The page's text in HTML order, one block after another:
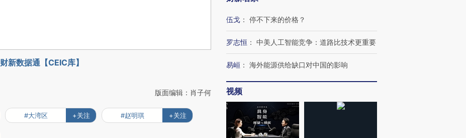
财新数据通【CEIC库】
版面编辑：肖子何
#大湾区 +关注 #赵明琪 +关注
伍戈 ： 停不下来的价格？
罗志恒 ： 中美人工智能竞争：道路比技术更重要
易峘 ： 海外能源供给缺口对中国的影响
视频